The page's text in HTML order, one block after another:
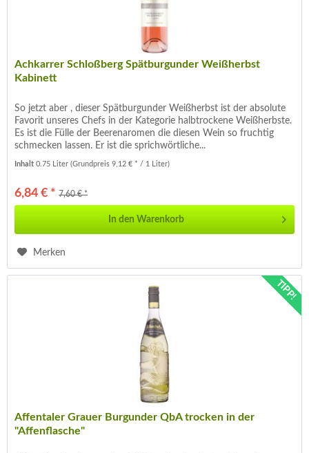
Achkarrer Schloßberg Spätburgunder Weißherbst
Kabinett
So jetzt aber , dieser Spätburgunder Weißherbst ist der absolute
Favorit unseres Chefs in der Kategorie halbtrockene Weißherbste.
Es ist die Fülle der Beerenaromen die diesen Wein so fruchtig
schmecken lassen. Er ist die sprichwörtliche...
Inhalt0.75 Liter(Grundpreis 9,12 € * / 1 Liter)
6,84 € * 7,60 € *
In den Warenkorb
Merken
TIPP!
Affentaler Grauer Burgunder QbA trocken in der
"Affenflasche"